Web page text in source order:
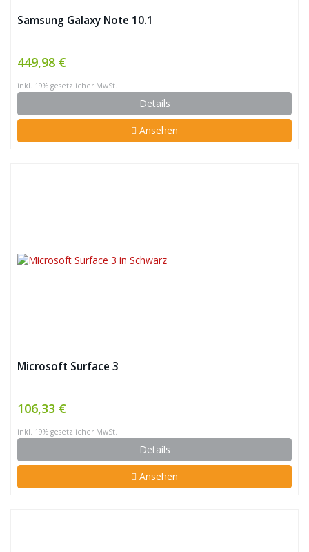
Samsung Galaxy Note 10.1
449,98 €
inkl. 19% gesetzlicher MwSt.
Details
Ansehen
Microsoft Surface 3
106,33 €
inkl. 19% gesetzlicher MwSt.
Details
Ansehen